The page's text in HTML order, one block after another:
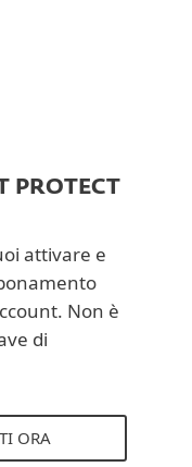
PROTECT
attivare e
Non è
di
ORA